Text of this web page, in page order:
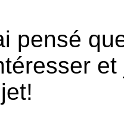
pensé